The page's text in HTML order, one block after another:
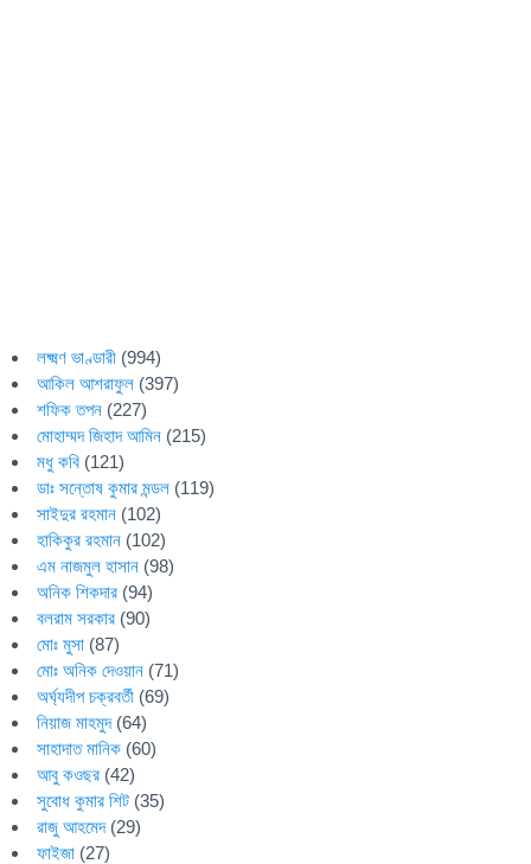
লক্ষ্মণ ভাণ্ডারী (994)
আকিল আশরাফুল (397)
শফিক তপন (227)
মোহাম্মদ জিহাদ আমিন (215)
মধু কবি (121)
ডাঃ সন্তোষ কুমার মন্ডল (119)
সাইদুর রহমান (102)
হাকিকুর রহমান (102)
এম নাজমুল হাসান (98)
অনিক শিকদার (94)
বলরাম সরকার (90)
মোঃ মুসা (87)
মোঃ অনিক দেওয়ান (71)
অর্ঘ্যদীপ চক্রবর্তী (69)
নিয়াজ মাহমুদ(64)
সাহাদাত মানিক (60)
আবু কওছর (42)
সুবোধ কুমার শিট (35)
রাজু আহমেদ(29)
ফাইজা (27)